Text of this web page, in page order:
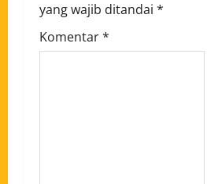
yang wajib ditandai *
Komentar*